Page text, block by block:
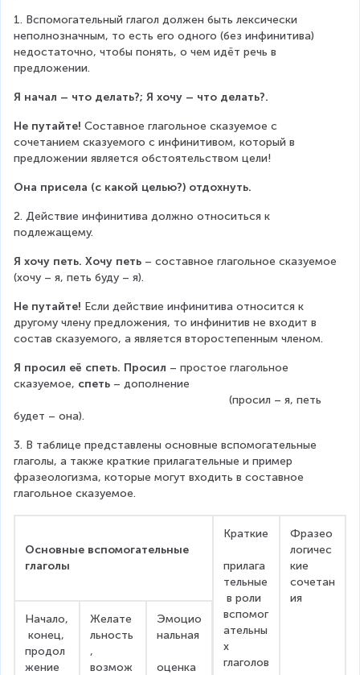
1. Вспомогательный глагол должен быть лексически
неполнозначным, то есть его одного (без инфинитива)
недостаточно, чтобы понять, о чем идёт речь в
предложении.
Я начал – что делать?; Я хочу – что делать?.
Не путайте! Составное глагольное сказуемое с
сочетанием сказуемого с инфинитивом, который в
предложении является обстоятельством цели!
Она присела (с какой целью?) отдохнуть.
2. Действие инфинитива должно относиться к
подлежащему.
Я хочу петь. Хочу петь – составное глагольное сказуемое
(хочу – я, петь буду – я).
Не путайте! Если действие инфинитива относится к
другому члену предложения, то инфинитив не входит в
состав сказуемого, а является второстепенным членом.
Я просил её спеть. Просил – простое глагольное
сказуемое, спеть – дополнение
(просил – я, петь
будет – она).
3. В таблице представлены основные вспомогательные
глаголы, а также краткие прилагательные и пример
фразеологизма, которые могут входить в составное
глагольное сказуемое.
Основные вспомогательные
глаголы
Краткие
прилага
тельные
в роли
вспомог
ательны
х
глаголов
Фразео
логичес
кие
сочетан
ия
Начало,
конец,
продол
жение
Желате
льность
,
возмож
Эмоцио
нальная
оценка